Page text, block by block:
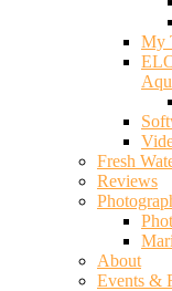
My
Fresh
Reviews
About
Events &